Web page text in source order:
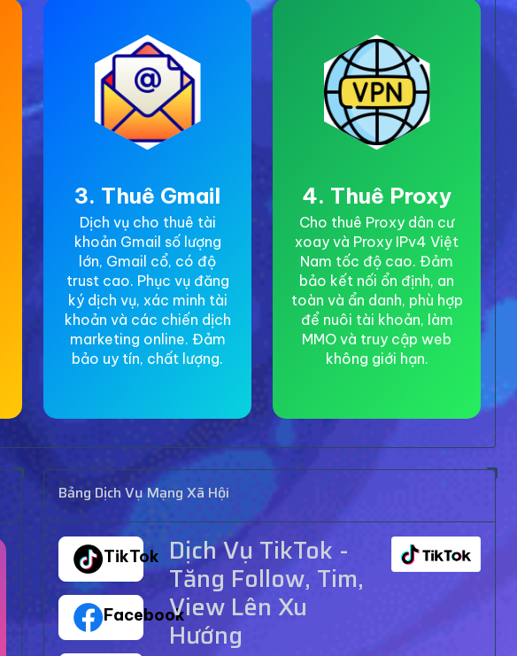
3. Thuê Gmail
Dịch vụ cho thuê tài
khoản Gmail số lượng
lớn, Gmail cổ, có độ
trust cao. Phục vụ đăng
ký dịch vụ, xác minh tài
khoản và các chiến dịch
marketing online. Đảm
bảo uy tín, chất lượng.
4. Thuê Proxy
Cho thuê Proxy dân cư
xoay và Proxy IPv4 Việt
Nam tốc độ cao. Đảm
bảo kết nối ổn định, an
toàn và ẩn danh, phù hợp
để nuôi tài khoản, làm
MMO và truy cập web
không giới hạn.
Bảng Dịch Vụ Mạng Xã Hội
TikTok
Facebook
Dịch Vụ TikTok -
Tăng Follow, Tim,
View Lên Xu
Hướng